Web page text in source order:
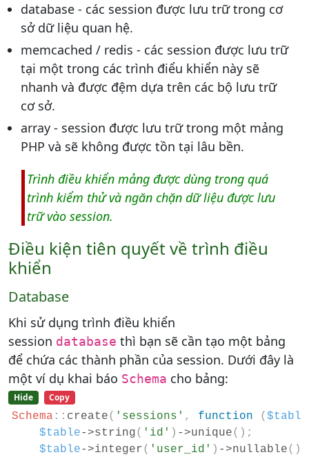
database - các session được lưu trữ trong cơ
sở dữ liệu quan hệ.
memcached / redis - các session được lưu trữ
tại một trong các trình điểu khiển này sẽ
nhanh và được đệm dựa trên các bộ lưu trữ
cơ sở.
array - session được lưu trữ trong một mảng
PHP và sẽ không được tồn tại lâu bền.
Trình điều khiển mảng được dùng trong quá
trình kiểm thử và ngăn chặn dữ liệu được lưu
trữ vào session.
Điều kiện tiên quyết về trình điều
khiển
Database
Khi sử dụng trình điều khiển
session database thì bạn sẽ cần tạo một bảng
để chứa các thành phần của session. Dưới đây là
một ví dụ khai báo Schema cho bảng:
Hide Copy
Schema :: create( 'sessions' , function ( $table
$table- >string( 'id' ) - >unique( ) ;
$table- >integer( 'user_id' ) - >nullable( )